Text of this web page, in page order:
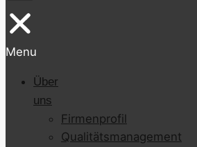
Menu
Über
uns
Firmenprofil
Qualitätsmanagement